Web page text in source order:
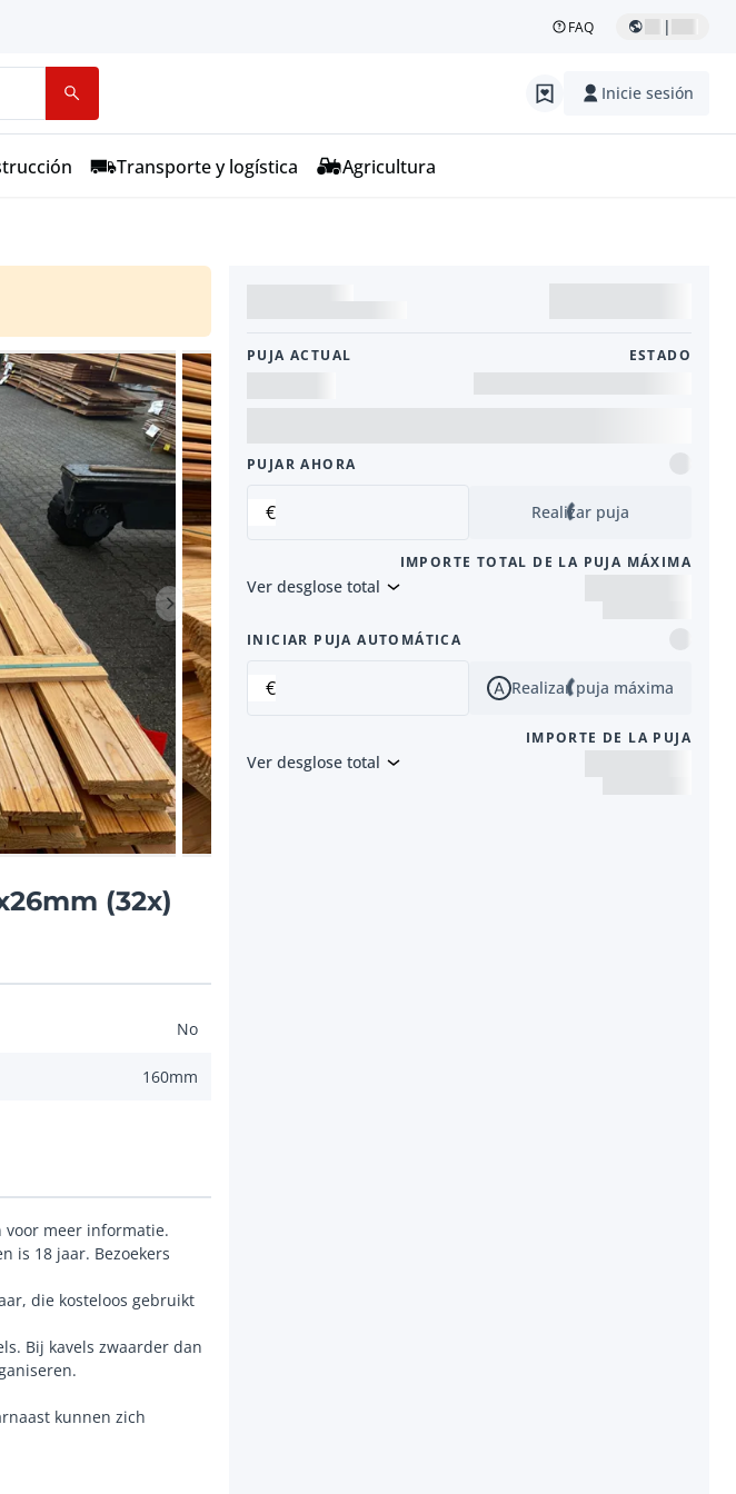
FAQ |
Inicie sesión
Transporte y logística Agricultura
Artículo siguiente
(32x)
PUJA ACTUAL ESTADO
PUJAR AHORA
€ Realizar puja
IMPORTE TOTAL DE LA PUJA MÁXIMA
Ver desglose total
INICIAR PUJA AUTOMÁTICA
€ Realizar puja máxima
IMPORTE DE LA PUJA
Ver desglose total
No
160mm
voor meer informatie.
is 18 jaar. Bezoekers
die kosteloos gebruikt
Bij kavels zwaarder dan
kunnen zich